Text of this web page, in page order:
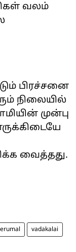
வலம்
பிரச்சனை
நிலையில்
முன்பு
வைத்தது.
vadakalai